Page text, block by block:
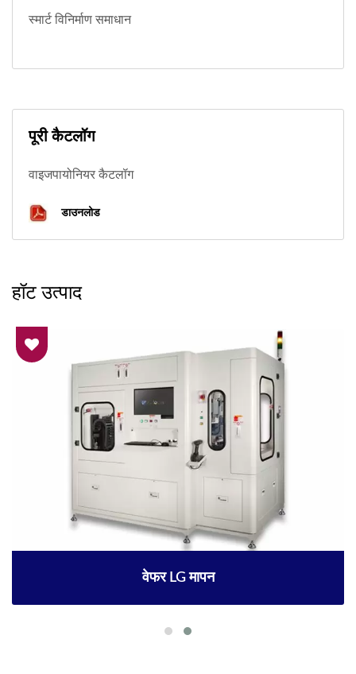
स्मार्ट विनिर्माण समाधान
पूरी कैटलॉग
वाइजपायोनियर कैटलॉग
डाउनलोड
हॉट उत्पाद
वेफर LG मापन